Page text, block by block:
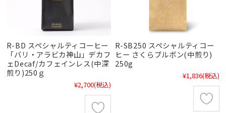
R-BD スペシャルティコーヒー
「バリ・アラビカ神山」デカフ
ェDecaf/カフェインレス(中深
煎り)250ｇ
¥2,700(税込)
R-SB250 スペシャルティコー
ヒー さくらブルボン(中煎り)
250g
¥1,836(税込)